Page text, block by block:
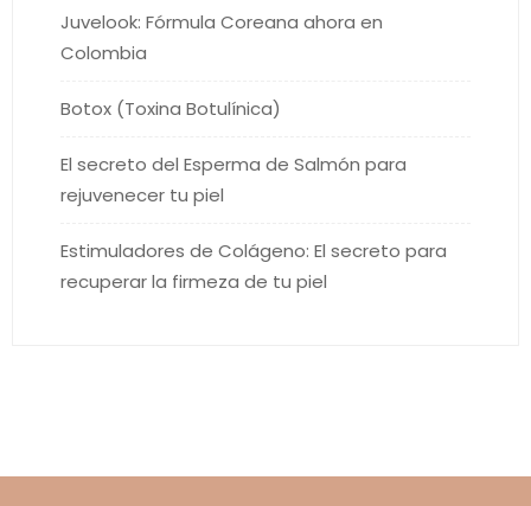
Juvelook: Fórmula Coreana ahora en
Colombia
Botox (Toxina Botulínica)
El secreto del Esperma de Salmón para
rejuvenecer tu piel
Estimuladores de Colágeno: El secreto para
recuperar la firmeza de tu piel